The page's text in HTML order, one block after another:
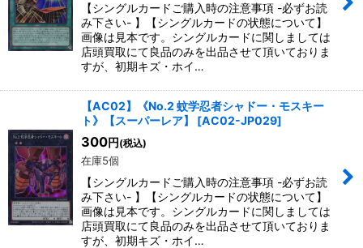
【シングルカードご購入時の注意事項 -必ずお読
み下さい- 】【シングルカードの状態について】
画像は見本です。シングルカードに関しましては
店頭買取にて良品のみを出品させて頂いておりま
すが、初期キズ・ホイ…
【AC02】《No.2 蚊学忍者シャドー・モスキー
ト》【スーパーレア】
[AC02-JP029]
300円 (税込)
在庫5個
【シングルカードご購入時の注意事項 -必ずお読
み下さい- 】【シングルカードの状態について】
画像は見本です。シングルカードに関しましては
店頭買取にて良品のみを出品させて頂いておりま
すが、初期キズ・ホイ…